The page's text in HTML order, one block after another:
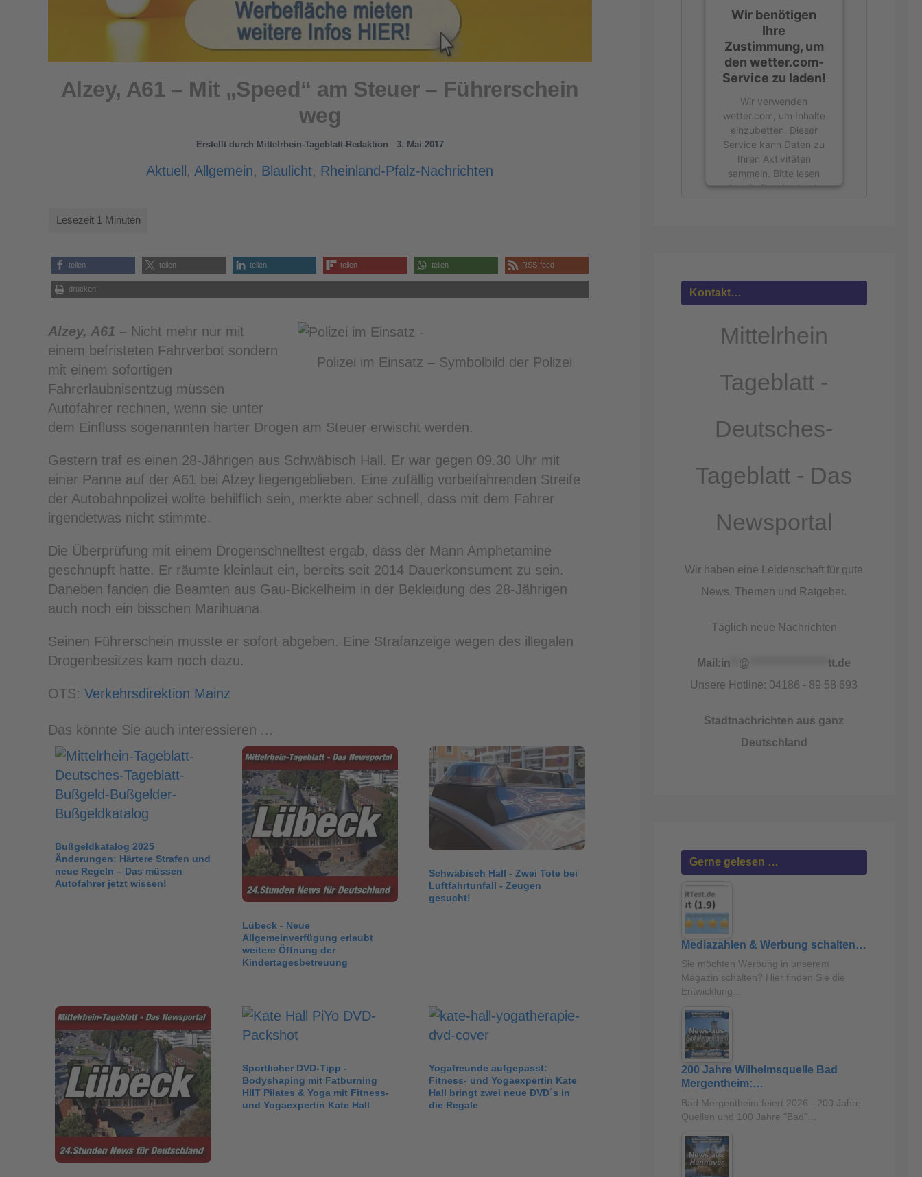
Alzey, A61 – Mit „Speed“ am Steuer – Führerschein
weg
Erstellt durch Mittelrhein-Tageblatt-Redaktion 3. Mai 2017
Aktuell,Allgemein, Blaulicht, Rheinland-Pfalz-Nachrichten
teilen teilen teilen teilen teilen RSS-feed
drucken
Polizei im Einsatz – Symbolbild der Polizei
Alzey, A61 – Nicht mehr nur mit
einem befristeten Fahrverbot sondern
mit einem sofortigen
Fahrerlaubnisentzug müssen
Autofahrer rechnen, wenn sie unter
dem Einfluss sogenannten harter Drogen am Steuer erwischt werden.
Gestern traf es einen 28-Jährigen aus Schwäbisch Hall. Er war gegen 09.30 Uhr mit
einer Panne auf der A61 bei Alzey liegengeblieben. Eine zufällig vorbeifahrenden Streife
der Autobahnpolizei wollte behilflich sein, merkte aber schnell, dass mit dem Fahrer
irgendetwas nicht stimmte.
Die Überprüfung mit einem Drogenschnelltest ergab, dass der Mann Amphetamine
geschnupft hatte. Er räumte kleinlaut ein, bereits seit 2014 Dauerkonsument zu sein.
Daneben fanden die Beamten aus Gau-Bickelheim in der Bekleidung des 28-Jährigen
auch noch ein bisschen Marihuana.
Seinen Führerschein musste er sofort abgeben. Eine Strafanzeige wegen des illegalen
Drogenbesitzes kam noch dazu.
OTS: Verkehrsdirektion Mainz
Das könnte Sie auch interessieren ...
Bußgeldkatalog 2025
Änderungen: Härtere Strafen und
neue Regeln – Das müssen
Autofahrer jetzt wissen!
Lübeck - Neue
Allgemeinverfügung erlaubt
weitere Öffnung der
Kindertagesbetreuung
Schwäbisch Hall - Zwei Tote bei
Luftfahrtunfall - Zeugen
gesucht!
Sportlicher DVD-Tipp -
Bodyshaping mit Fatburning
HIIT Pilates & Yoga mit Fitness-
und Yogaexpertin Kate Hall
Yogafreunde aufgepasst:
Fitness- und Yogaexpertin Kate
Hall bringt zwei neue DVD´s in
die Regale
Wir benötigen
Ihre
Zustimmung, um
den wetter.com-
Service zu laden!
Wir verwenden
wetter.com, um Inhalte
einzubetten. Dieser
Service kann Daten zu
Ihren Aktivitäten
sammeln. Bitte lesen
Sie die Details durch
Informationen
powered by
& eRecht24
Kontakt…
Mittelrhein
Tageblatt -
Deutsches-
Tageblatt - Das
Newsportal
Wir haben eine Leidenschaft für gute
News, Themen und Ratgeber.
Täglich neue Nachrichten
Mail:in @ *******************tt.de
Unsere Hotline: 04186 - 89 58 693
Stadtnachrichten aus ganz
Deutschland
Gerne gelesen …
Mediazahlen & Werbung schalten…
Sie möchten Werbung in unserem
Magazin schalten? Hier finden Sie die
Entwicklung…
200 Jahre Wilhelmsquelle Bad
Mergentheim:…
Bad Mergentheim feiert 2026 - 200 Jahre
Quellen und 100 Jahre "Bad"…